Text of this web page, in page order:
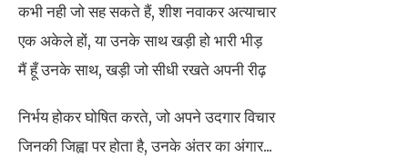
कभी नही जो सह सकते हैं, शीश नवाकर अत्याचार
एक अकेले हों, या उनके साथ खड़ी हो भारी भीड़
मैं हूँ उनके साथ, खड़ी जो सीधी रखते अपनी रीढ़
निर्भय होकर घोषित करते, जो अपने उदगार विचार
जिनकी जिह्वा पर होता है, उनके अंतर का अंगार...